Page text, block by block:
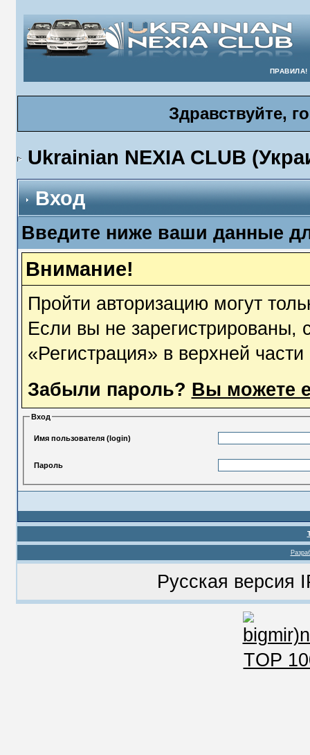
ПРАВИЛА!
Здравствуйте,
Ukrainian NEXIA CLUB
Вход
Введите ниже ваши данные
Внимание!
Пройти авторизацию могут
Если вы не зарегистрированы,
«Регистрация» в верхней
Забыли пароль? Вы можете
Вход
Имя пользователя (login)
Пароль
Русская версия